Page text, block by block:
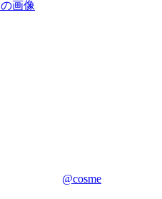
@cosme